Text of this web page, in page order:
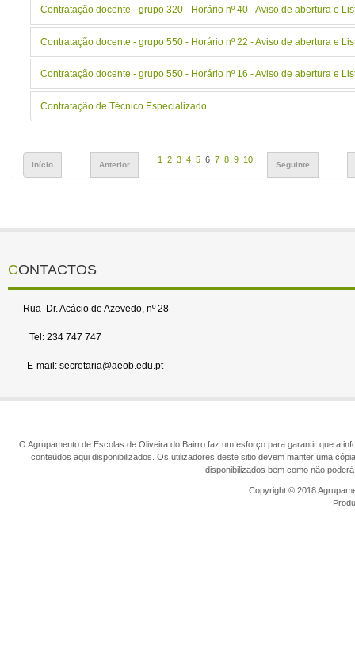
Contratação docente - grupo 320 - Horário nº 40 - Aviso de abertura e
Contratação docente - grupo 550 - Horário nº 22 - Aviso de abertura e
Contratação docente - grupo 550 - Horário nº 16 - Aviso de abertura e
Contratação de Técnico Especializado
Início Anterior
1 2 3 4 5 6 7 8 9 10
Seguinte
CONTACTOS
Rua Dr. Acácio de Azevedo, nº 28
Tel: 234 747 747
E-mail: secretaria@aeob.edu.pt
O Agrupamento de Escolas de Oliveira do Bairro faz um esforço para garantir que a
conteúdos aqui disponibilizados. Os utilizadores deste sitio devem manter uma
disponibilizados bem como não
Copyright © 2018